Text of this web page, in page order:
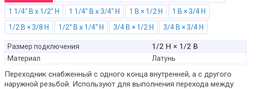
1 1/4" В х 1/2" Н
1 1/4" В х 3/4" Н 1 В × 1/2 Н
1 В × 3/4 Н
1/2 В × 3/8 Н
1/2" В х 1/4" Н 3/4 В × 1/2 Н 3/4 В × 3/4 Н
Размер подключения 1/2 Н × 1/2 В
Материал Латунь
Переходник снабженный с одного конца внутренней, а с другого
наружной резьбой. Используют для выполнения перехода между